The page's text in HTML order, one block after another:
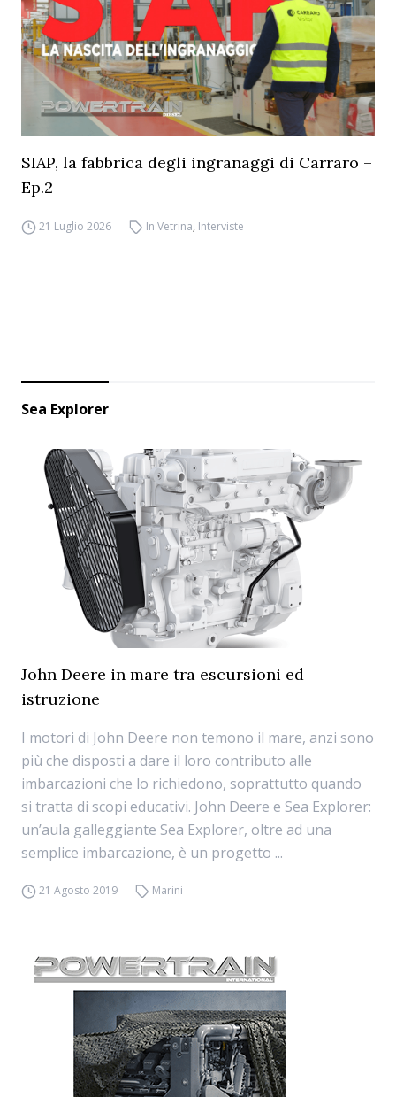
SIAP, la fabbrica degli ingranaggi di Carraro –
Ep.2
21 Luglio 2026 In Vetrina, Interviste
Sea Explorer
John Deere in mare tra escursioni ed
istruzione
I motori di John Deere non temono il mare, anzi sono
più che disposti a dare il loro contributo alle
imbarcazioni che lo richiedono, soprattutto quando
si tratta di scopi educativi. John Deere e Sea Explorer:
un’aula galleggiante Sea Explorer, oltre ad una
semplice imbarcazione, è un progetto ...
21 Agosto 2019 Marini